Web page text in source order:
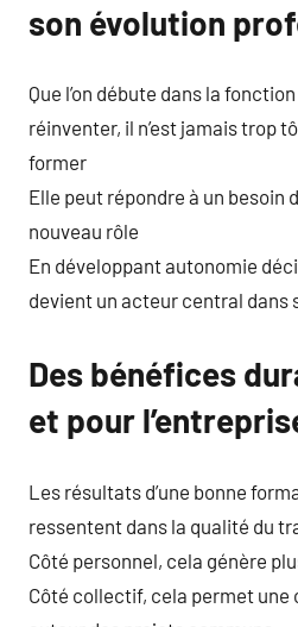
son évolution
Que l’on débute dans la
réinventer, il n’est jamais trop
former
Elle peut répondre à un besoin
nouveau rôle
En développant autonomie
devient un acteur central dans
Des bénéfices
et pour
Les résultats d’une bonne
ressentent dans la qualité du
Côté personnel, cela génère
Côté collectif, cela permet une